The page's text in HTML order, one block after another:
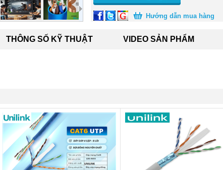
Hướng dẫn mua hàng
THÔNG SỐ KỸ THUẬT VIDEO SẢN PHẨM